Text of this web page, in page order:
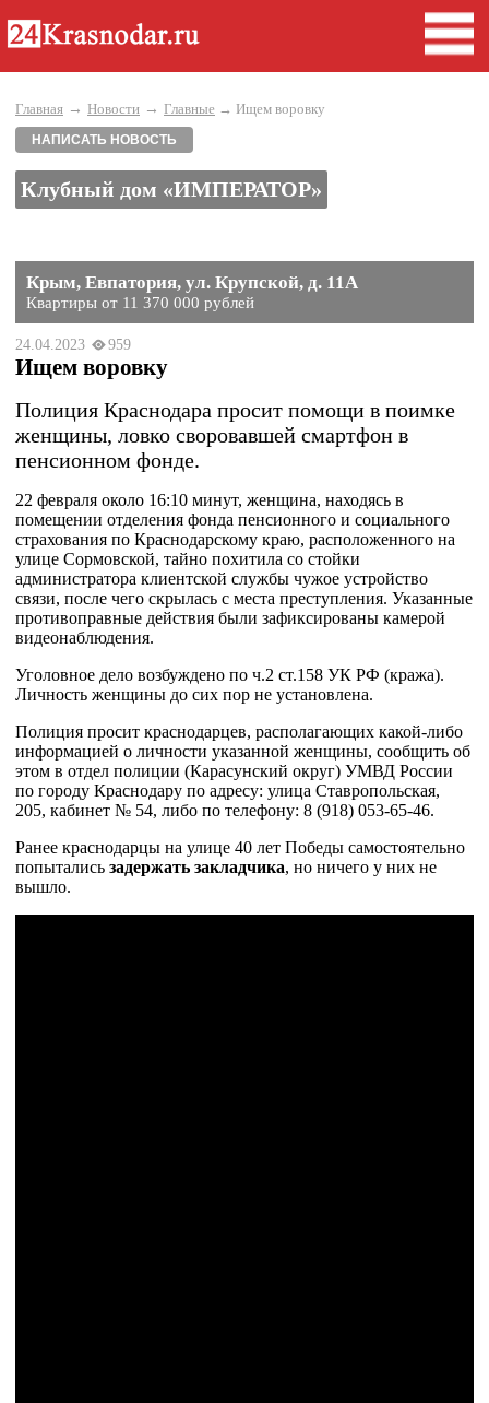
Главная → Новости → Главные → Ищем воровку
НАПИСАТЬ НОВОСТЬ
Клубный дом «ИМПЕРАТОР»
Крым, Евпатория, ул. Крупской, д. 11А
Квартиры от 11 370 000 рублей
24.04.2023 959
Ищем воровку
Полиция Краснодара просит помощи в поимке
женщины, ловко своровавшей смартфон в
пенсионном фонде.
22 февраля около 16:10 минут, женщина, находясь в
помещении отделения фонда пенсионного и социального
страхования по Краснодарскому краю, расположенного на
улице Сормовской, тайно похитила со стойки
администратора клиентской службы чужое устройство
связи, после чего скрылась с места преступления. Указанные
противоправные действия были зафиксированы камерой
видеонаблюдения.
Уголовное дело возбуждено по ч.2 ст.158 УК РФ (кража).
Личность женщины до сих пор не установлена.
Полиция просит краснодарцев, располагающих какой-либо
информацией о личности указанной женщины, сообщить об
этом в отдел полиции (Карасунский округ) УМВД России
по городу Краснодару по адресу: улица Ставропольская,
205, кабинет № 54, либо по телефону: 8 (918) 053-65-46.
Ранее краснодарцы на улице 40 лет Победы самостоятельно
попытались задержать закладчика, но ничего у них не
вышло.